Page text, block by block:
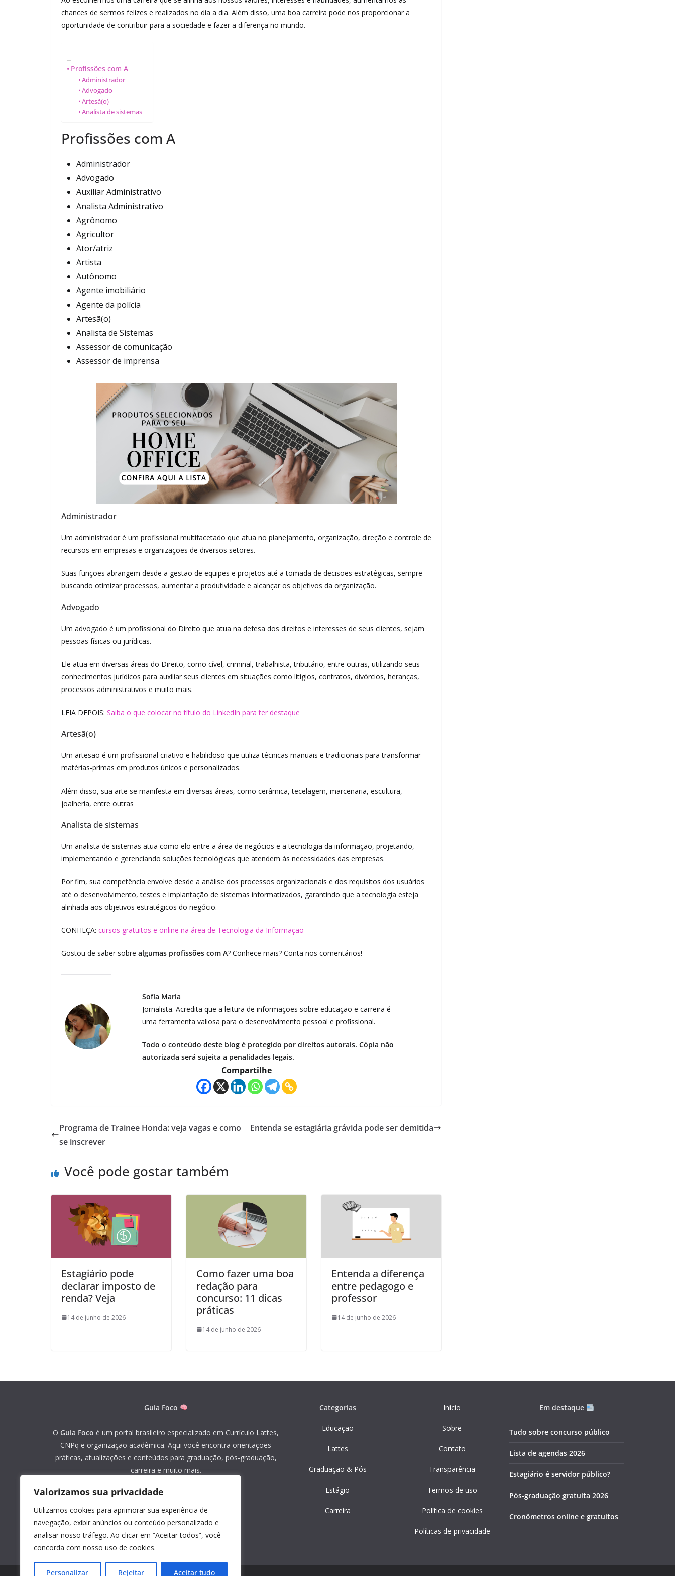
Valorizamos sua privacidade
Utilizamos cookies para aprimorar sua experiência de
navegação, exibir anúncios ou conteúdo personalizado e
analisar nosso tráfego. Ao clicar em “Aceitar todos”, você
concorda com nosso uso de cookies.
Personalizar Rejeitar Aceitar tudo
chances de sermos felizes e realizados no dia a dia. Além disso, uma boa carreira pode nos proporcionar a
oportunidade de contribuir para a sociedade e fazer a diferença no mundo.
Profissões com A
Administrador
Advogado
Artesã(o)
Analista de sistemas
Profissões com A
Administrador
Advogado
Auxiliar Administrativo
Analista Administrativo
Agrônomo
Agricultor
Ator/atriz
Artista
Autônomo
Agente imobiliário
Agente da polícia
Artesã(o)
Analista de Sistemas
Assessor de comunicação
Assessor de imprensa
Administrador
Um administrador é um profissional multifacetado que atua no planejamento, organização, direção e controle de
recursos em empresas e organizações de diversos setores.
Suas funções abrangem desde a gestão de equipes e projetos até a tomada de decisões estratégicas, sempre
buscando otimizar processos, aumentar a produtividade e alcançar os objetivos da organização.
Advogado
Um advogado é um profissional do Direito que atua na defesa dos direitos e interesses de seus clientes, sejam
pessoas físicas ou jurídicas.
Ele atua em diversas áreas do Direito, como cível, criminal, trabalhista, tributário, entre outras, utilizando seus
conhecimentos jurídicos para auxiliar seus clientes em situações como litígios, contratos, divórcios, heranças,
processos administrativos e muito mais.
LEIA DEPOIS: Saiba o que colocar no título do LinkedIn para ter destaque
Artesã(o)
Um artesão é um profissional criativo e habilidoso que utiliza técnicas manuais e tradicionais para transformar
matérias-primas em produtos únicos e personalizados.
Além disso, sua arte se manifesta em diversas áreas, como cerâmica, tecelagem, marcenaria, escultura,
joalheria, entre outras
Analista de sistemas
Um analista de sistemas atua como elo entre a área de negócios e a tecnologia da informação, projetando,
implementando e gerenciando soluções tecnológicas que atendem às necessidades das empresas.
Por fim, sua competência envolve desde a análise dos processos organizacionais e dos requisitos dos usuários
até o desenvolvimento, testes e implantação de sistemas informatizados, garantindo que a tecnologia esteja
alinhada aos objetivos estratégicos do negócio.
CONHEÇA: cursos gratuitos e online na área de Tecnologia da Informação
Gostou de saber sobre algumas profissões com A? Conhece mais? Conta nos comentários!
Sofia Maria
Jornalista. Acredita que a leitura de informações sobre educação e carreira é
uma ferramenta valiosa para o desenvolvimento pessoal e profissional.
Todo o conteúdo deste blog é protegido por direitos autorais. Cópia não
autorizada será sujeita a penalidades legais.
Compartilhe
Programa de Trainee Honda: veja vagas e como
se inscrever
Entenda se estagiária grávida pode ser demitida
Você pode gostar também
Estagiário pode
declarar imposto de
renda? Veja
14 de junho de 2026
Como fazer uma boa
redação para
concurso: 11 dicas
práticas
14 de junho de 2026
Entenda a diferença
entre pedagogo e
professor
14 de junho de 2026
Guia Foco
O Guia Foco é um portal brasileiro especializado em Currículo Lattes,
CNPq e organização acadêmica. Aqui você encontra orientações
práticas, atualizações e conteúdos para graduação, pós-graduação,
carreira e muito mais.
«Mapa do site
Youtube
Categorias
Educação
Lattes
Graduação & Pós
Estágio
Carreira
Início
Sobre
Contato
Transparência
Termos de uso
Política de cookies
Políticas de privacidade
Em destaque
Tudo sobre concurso público
Lista de agendas 2026
Estagiário é servidor público?
Pós-graduação gratuita 2026
Cronômetros online e gratuitos